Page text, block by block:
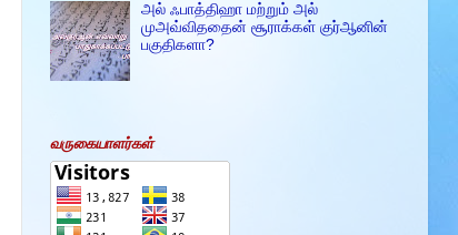
அல் ஃபாத்திஹா மற்றும் அல்
முஅவ்விததைன் சூராக்கள் குர்ஆனின்
பகுதிகளா?
வருகையாளர்கள்